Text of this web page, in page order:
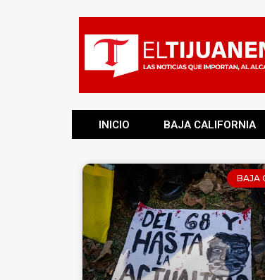
INICIO BAJA CALIFORNIA
BAJA